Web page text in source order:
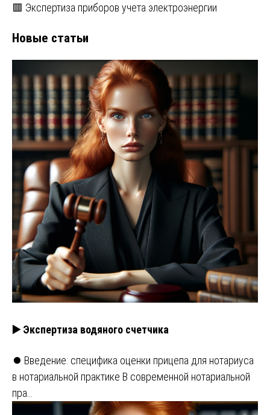
🟥 Экспертиза приборов учета электроэнергии
Новые статьи
▶️ Экспертиза водяного счетчика
⏺️ Введение: специфика оценки прицепа для нотариуса
в нотариальной практике В современной нотариальной
пра…